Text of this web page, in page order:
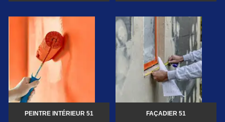
PEINTRE INTÉRIEUR 51 FAÇADIER 51